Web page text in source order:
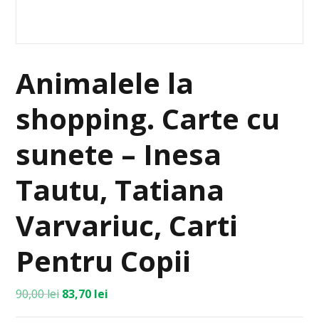
Animalele la
shopping. Carte cu
sunete – Inesa
Tautu, Tatiana
Varvariuc, Carti
Pentru Copii
90,00lei 83,70 lei